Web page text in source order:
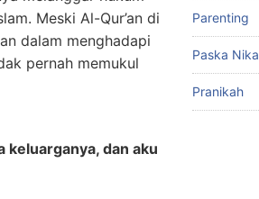
Meski Al-Qur’an di
dalam menghadapi
keluarganya, dan aku
Parenting
Paska
Pranikah